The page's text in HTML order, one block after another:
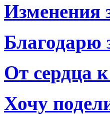
Изменения
Благодарю
От сердца
Хочу